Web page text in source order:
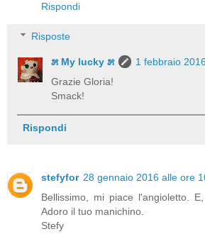
Rispondi
Risposte
೫ My lucky ೫
1 febbraio
Grazie Gloria!
Smack!
Rispondi
stefyfor 28 gennaio 2016 alle ore
Bellissimo, mi piace l'angioletto.
Adoro il tuo manichino.
Stefy